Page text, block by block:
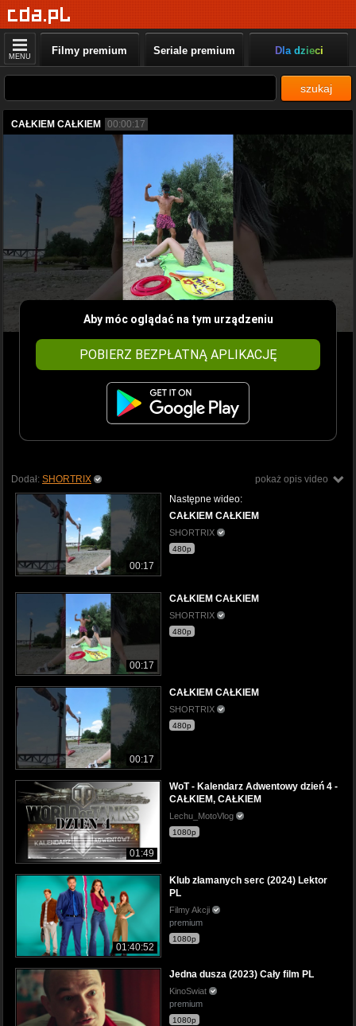
MENU Filmy premium Seriale premium Dla dzieci
szukaj
CAŁKIEM CAŁKIEM 00:00:17
Aby móc oglądać na tym urządzeniu
POBIERZ BEZPŁATNĄ APLIKACJĘ
pokaż opis video
Dodał: SHORTRIX
00:17
Następne wideo:
CAŁKIEM CAŁKIEM
SHORTRIX
480p
00:17
CAŁKIEM CAŁKIEM
SHORTRIX
480p
00:17
CAŁKIEM CAŁKIEM
SHORTRIX
480p
01:49
WoT - Kalendarz Adwentowy dzień 4 -
CAŁKIEM, CAŁKIEM
Lechu_MotoVlog
1080p
01:40:52
Klub złamanych serc (2024) Lektor
PL
Filmy Akcji
premium
1080p
Jedna dusza (2023) Cały film PL
KinoSwiat
premium
1080p